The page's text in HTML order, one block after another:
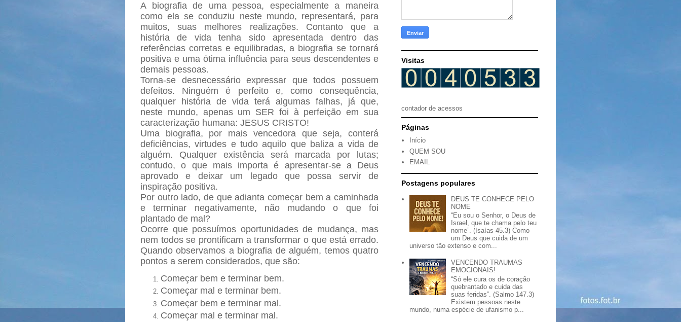
A biografia de uma pessoa, especialmente a maneira
como ela se conduziu neste mundo, representará, para
muitos, suas melhores realizações. Contanto que a
história de vida tenha sido apresentada dentro das
referências corretas e equilibradas, a biografia se tornará
positiva e uma ótima influência para seus descendentes e
demais pessoas.
Torna-se desnecessário expressar que todos possuem
defeitos. Ninguém é perfeito e, como consequência,
qualquer história de vida terá algumas falhas, já que,
neste mundo, apenas um SER foi à perfeição em sua
caracterização humana: JESUS CRISTO!
Uma biografia, por mais vencedora que seja, conterá
deficiências, virtudes e tudo aquilo que baliza a vida de
alguém. Qualquer existência será marcada por lutas;
contudo, o que mais importa é apresentar-se a Deus
aprovado e deixar um legado que possa servir de
inspiração positiva.
Por outro lado, de que adianta começar bem a caminhada
e terminar negativamente, não mudando o que foi
plantado de mal?
Ocorre que possuímos oportunidades de mudança, mas
nem todos se prontificam a transformar o que está errado.
Quando observamos a biografia de alguém, temos quatro
pontos a serem considerados, que são:
Começar bem e terminar bem.
Começar mal e terminar bem.
Começar bem e terminar mal.
Começar mal e terminar mal.
Visitas
contador de acessos
Páginas
Início
QUEM SOU
EMAIL
Postagens populares
DEUS TE CONHECE PELO
NOME
“Eu sou o Senhor, o Deus de
Israel, que te chama pelo teu
nome”. (Isaías 45.3) Como
um Deus que cuida de um
universo tão extenso e com...
VENCENDO TRAUMAS
EMOCIONAIS!
“Só ele cura os de coração
quebrantado e cuida das
suas feridas”. (Salmo 147.3)
Existem pessoas neste
mundo, numa espécie de ufanismo p...